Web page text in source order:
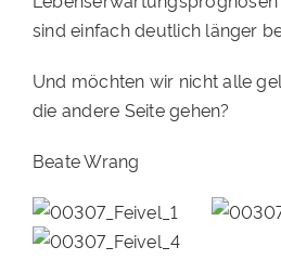
sind einfach deutlich länger
Und möchten wir nicht alle
die andere Seite gehen?
Beate Wrang